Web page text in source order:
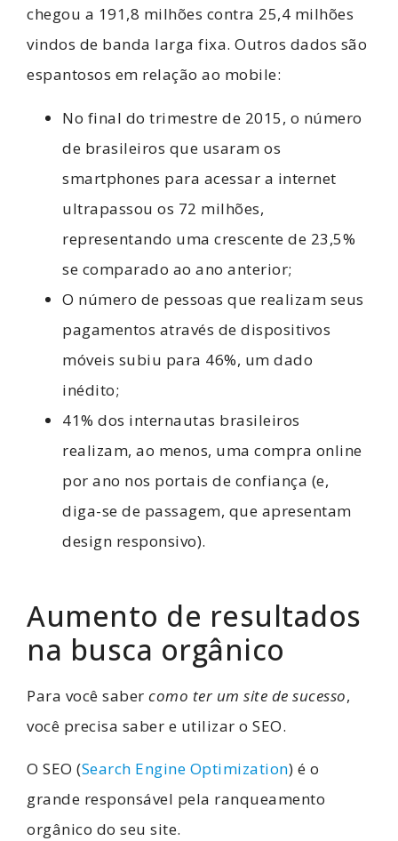
chegou a 191,8 milhões contra 25,4 milhões
vindos de banda larga fixa. Outros dados são
espantosos em relação ao mobile:
No final do trimestre de 2015, o número
de brasileiros que usaram os
smartphones para acessar a internet
ultrapassou os 72 milhões,
representando uma crescente de 23,5%
se comparado ao ano anterior;
O número de pessoas que realizam seus
pagamentos através de dispositivos
móveis subiu para 46%, um dado
inédito;
41% dos internautas brasileiros
realizam, ao menos, uma compra online
por ano nos portais de confiança (e,
diga-se de passagem, que apresentam
design responsivo).
Aumento de resultados
na busca orgânico
Para você saber como ter um site de sucesso,
você precisa saber e utilizar o SEO.
O SEO (Search Engine Optimization) é o
grande responsável pela ranqueamento
orgânico do seu site.